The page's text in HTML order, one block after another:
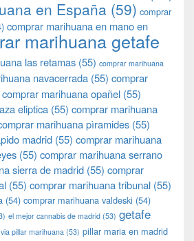
en España (59) comprar
comprar marihuana en mano en
marihuana getafe
las retamas (55) comprar marihuana
navacerrada (55) comprar
comprar marihuana opañel (55)
eliptica (55) comprar marihuana
marihuana pìramides (55)
madrid (55) comprar marihuana
(55) comprar marihuana serrano
sierra de madrid (55) comprar
(55) comprar marihuana tribunal (55)
(54) comprar marihuana valdeski (54)
el mejor cannabis de madrid (53) getafe
pillar marihuana (53) pillar maria en madrid